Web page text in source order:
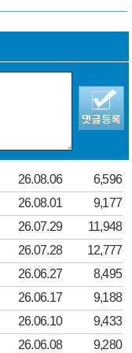
26.08.06
6,596
26.08.01
9,177
26.07.29
11,948
26.07.28
12,777
26.06.27
8,495
26.06.17
9,188
26.06.10
9,433
26.06.08 9,280